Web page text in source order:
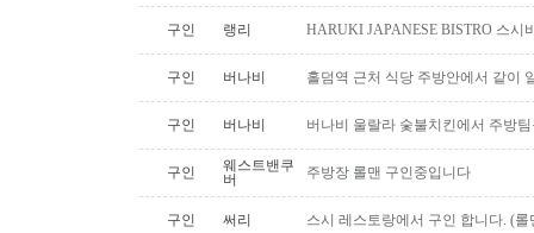
구인 랭리 HARUKI JAPANESE BISTRO 스시
구인 버나비 홀덤역 근처 식당 주방안에서 같이
구인 버나비 버나비 울랄라 숯불치킨에서 주방
구인
웨스트밴쿠
버
주방장 롤맨 구인중입니다
구인 써리 스시 레스토랑에서 구인 합니다. (롤